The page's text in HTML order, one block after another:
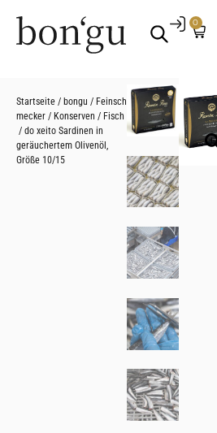
0
Startseite / bongu / Feinsch
mecker / Konserven / Fisch
/ do xeito Sardinen in
geräuchertem Olivenöl,
Größe 10/15